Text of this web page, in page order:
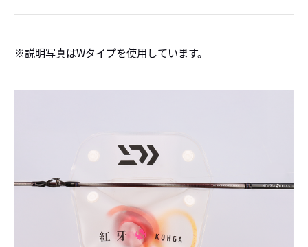
※説明写真はWタイプを使用しています。